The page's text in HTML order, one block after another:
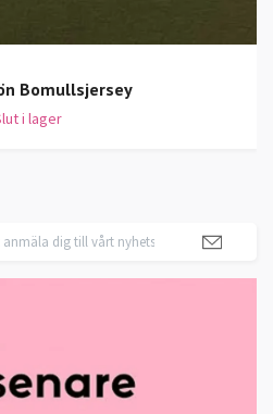
Bomullsjersey
i lager